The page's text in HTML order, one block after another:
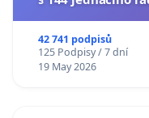
42 741 podpisů
125 Podpisy / 7 dní
19 May 2026